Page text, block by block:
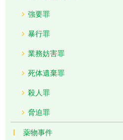
強要罪
暴行罪
業務妨害罪
死体遺棄罪
殺人罪
脅迫罪
薬物事件